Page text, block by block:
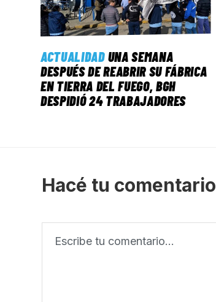
ACTUALIDAD UNA SEMANA
DESPUÉS DE REABRIR SU FÁBRICA
EN TIERRA DEL FUEGO, BGH
DESPIDIÓ 24 TRABAJADORES
Hacé tu comentario